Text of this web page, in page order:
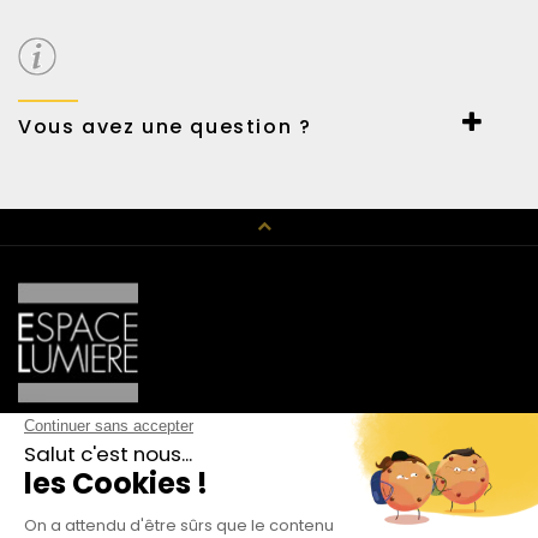
Possibilité de payer en 3 fois sans frais.
Vous avez une question ?
CATALOGUE